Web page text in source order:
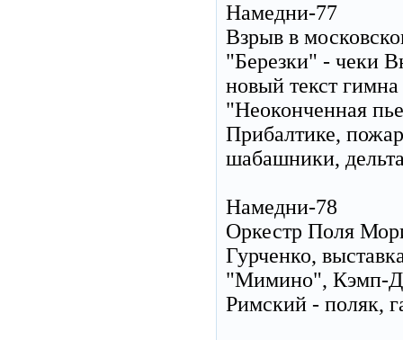
Намедни-77
Взрыв в
"Березки" - чеки
новый текст
"Неоконченная
Прибалтике,
шабашники,
Намедни-78
Оркестр Поля
Гурченко,
"Мимино", Кэмп-
Римский - поляк,